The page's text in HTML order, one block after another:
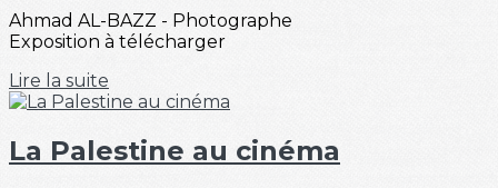
Ahmad AL-BAZZ - Photographe
Exposition à télécharger
Lire la suite
La Palestine au cinéma